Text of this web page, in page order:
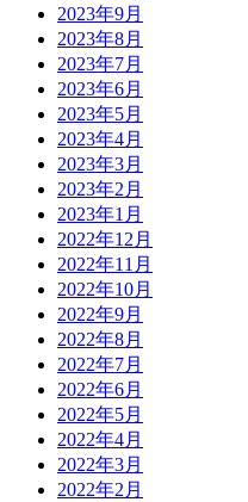
2023年9月
2023年8月
2023年7月
2023年6月
2023年5月
2023年4月
2023年3月
2023年2月
2023年1月
2022年12月
2022年11月
2022年10月
2022年9月
2022年8月
2022年7月
2022年6月
2022年5月
2022年4月
2022年3月
2022年2月